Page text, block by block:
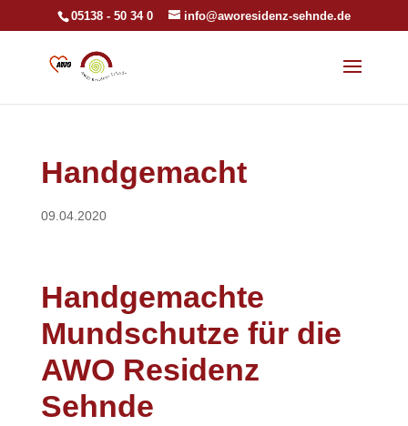
05138 - 50 34 0 info@aworesidenz-sehnde.de
Handgemacht
09.04.2020
Handgemachte
Mundschutze für die
AWO Residenz
Sehnde